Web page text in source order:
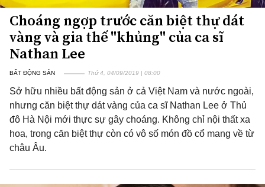
Choáng ngợp trước căn biệt thự dát
vàng và gia thế "khủng" của ca sĩ
Nathan Lee
BẤT ĐỘNG SẢN Thứ 4, 04/09/2019 | 08:00
Sở hữu nhiều bất động sản ở cả Việt Nam và nước ngoài,
nhưng căn biệt thự dát vàng của ca sĩ Nathan Lee ở Thủ
đô Hà Nội mới thực sự gây choáng. Không chỉ nội thất xa
hoa, trong căn biệt thự còn có vô số món đồ cổ mang về từ
châu Âu.